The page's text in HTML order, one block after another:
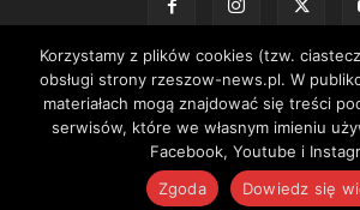
Kontakt Polityka prywatności
© NEWS Sp. z o.o. - wydawca portalu Rzeszów
zastrzeżone. Tel.: 601 97 55
Korzystamy z plików cookies (tzw.
obsługi strony rzeszow-news.pl. W
materiałach mogą znajdować się treści
serwisów, które we własnym imieniu
Facebook, Youtube i
Zgoda
Dowiedz się